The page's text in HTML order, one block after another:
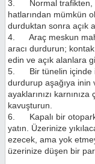
3. Normal trafikten,
hatlarından mümkün
durduktan sonra açık
4. Araç meskun
aracı durdurun;
edin ve açık alanlara
5. Bir tünelin içinde
durdurup aşağıya inin
ayaklarınızı
kavuşturun.
6. Kapalı bir
yatın. Üzerinize
ezecek, ama yok
üzerinize düşen bir